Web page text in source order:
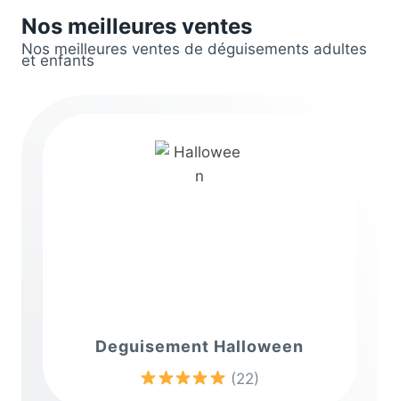
Nos meilleures ventes
Nos meilleures ventes de déguisements adultes
et enfants
Deguisement Halloween
(22)